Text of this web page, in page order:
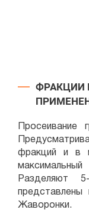
ФРАКЦИИ
Просеивание
фракций и в
Разделяют
Жаворонки.